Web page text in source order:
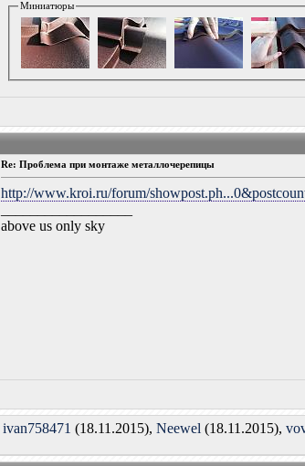
Миниатюры
Re: Проблема при монтаже металлочерепицы
http://www.kroi.ru/forum/
above us only sky
ivan758471 (18.11.2015),Neewel (18.11.2015),